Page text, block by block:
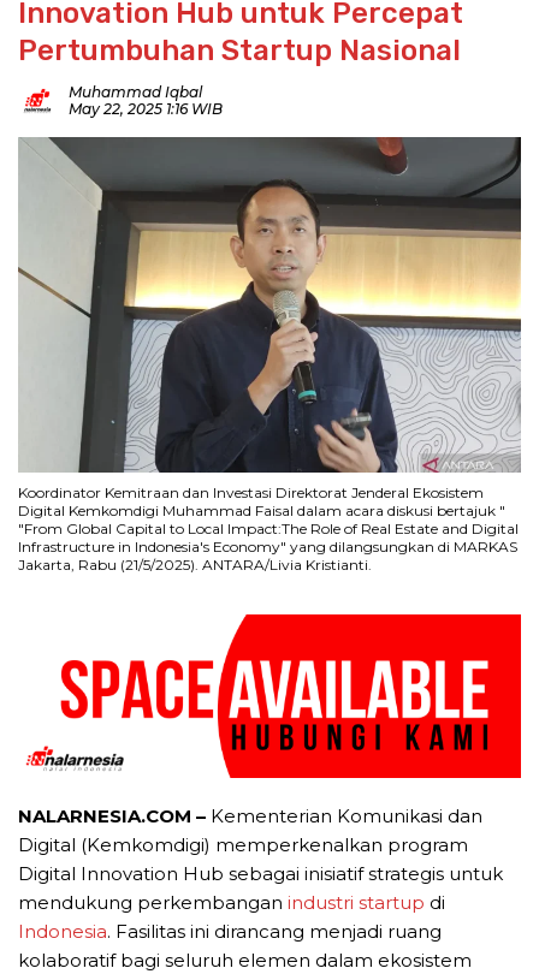
Innovation Hub untuk Percepat
Pertumbuhan Startup Nasional
Muhammad Iqbal
May 22, 2025 1:16 WIB
Koordinator Kemitraan dan Investasi Direktorat Jenderal Ekosistem
Digital Kemkomdigi Muhammad Faisal dalam acara diskusi bertajuk "
"From Global Capital to Local Impact:The Role of Real Estate and Digital
Infrastructure in Indonesia's Economy" yang dilangsungkan di MARKAS
Jakarta, Rabu (21/5/2025). ANTARA/Livia Kristianti.
NALARNESIA.COM – Kementerian Komunikasi dan
Digital (Kemkomdigi) memperkenalkan program
Digital Innovation Hub sebagai inisiatif strategis untuk
mendukung perkembangan industri startup di
Indonesia. Fasilitas ini dirancang menjadi ruang
kolaboratif bagi seluruh elemen dalam ekosistem